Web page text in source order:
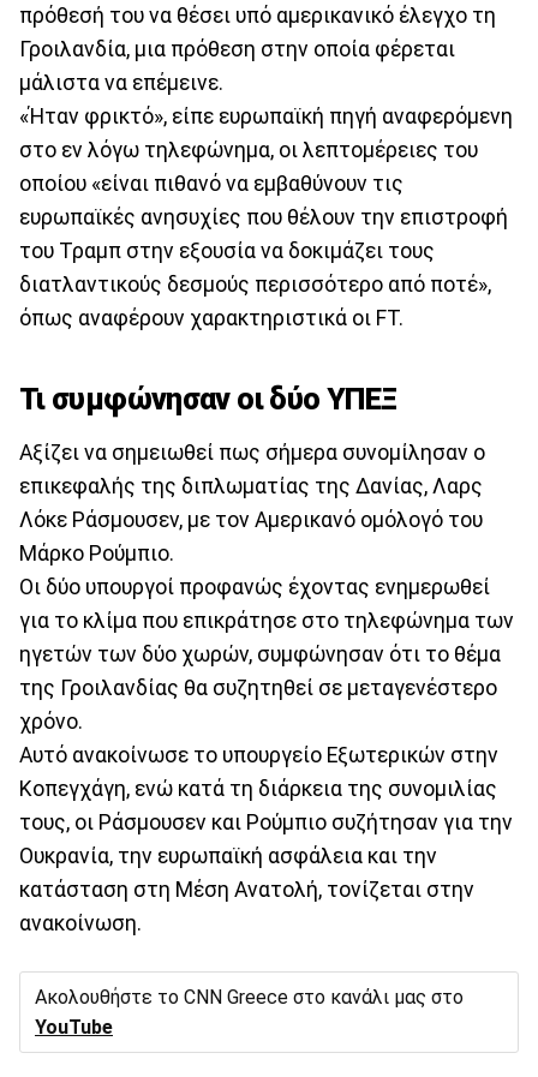
πρόθεσή του να θέσει υπό αμερικανικό έλεγχο τη
Γροιλανδία, μια πρόθεση στην οποία φέρεται
μάλιστα να επέμεινε.
«Ήταν φρικτό», είπε ευρωπαϊκή πηγή αναφερόμενη
στο εν λόγω τηλεφώνημα, οι λεπτομέρειες του
οποίου «είναι πιθανό να εμβαθύνουν τις
ευρωπαϊκές ανησυχίες που θέλουν την επιστροφή
του Τραμπ στην εξουσία να δοκιμάζει τους
διατλαντικούς δεσμούς περισσότερο από ποτέ»,
όπως αναφέρουν χαρακτηριστικά οι FT.
Τι συμφώνησαν οι δύο ΥΠΕΞ
Αξίζει να σημειωθεί πως σήμερα συνομίλησαν ο
επικεφαλής της διπλωματίας της Δανίας, Λαρς
Λόκε Ράσμουσεν, με τον Αμερικανό ομόλογό του
Μάρκο Ρούμπιο.
Οι δύο υπουργοί προφανώς έχοντας ενημερωθεί
για το κλίμα που επικράτησε στο τηλεφώνημα των
ηγετών των δύο χωρών, συμφώνησαν ότι το θέμα
της Γροιλανδίας θα συζητηθεί σε μεταγενέστερο
χρόνο.
Αυτό ανακοίνωσε το υπουργείο Εξωτερικών στην
Κοπεγχάγη, ενώ κατά τη διάρκεια της συνομιλίας
τους, οι Ράσμουσεν και Ρούμπιο συζήτησαν για την
Ουκρανία, την ευρωπαϊκή ασφάλεια και την
κατάσταση στη Μέση Ανατολή, τονίζεται στην
ανακοίνωση.
Ακολουθήστε το CNN Greece στο κανάλι μας στο
YouTube